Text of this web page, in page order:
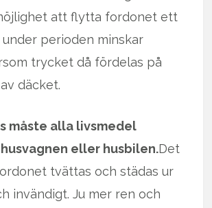
att flytta fordonet ett
perioden minskar
trycket då fördelas på
däcket.
måste alla livsmedel
eller husbilen.Det
tvättas och städas ur
invändigt. Ju mer ren och